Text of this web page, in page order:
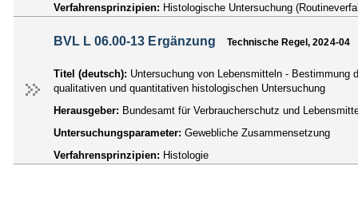
Verfahrensprinzipien: Histologische Untersuchung
BVL L 06.00-13 Ergänzung Technische Regel, 2024-04
Titel (deutsch): Untersuchung von Lebensmitteln - Bestimmung
qualitativen und quantitativen histologischen Untersuchung
Herausgeber: Bundesamt für Verbraucherschutz und
Untersuchungsparameter: Gewebliche Zusammensetzung
Verfahrensprinzipien: Histologie